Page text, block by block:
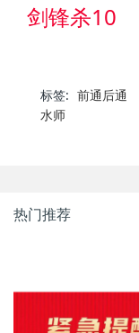
剑锋杀10
标签: 前通后通
水师
热门推荐